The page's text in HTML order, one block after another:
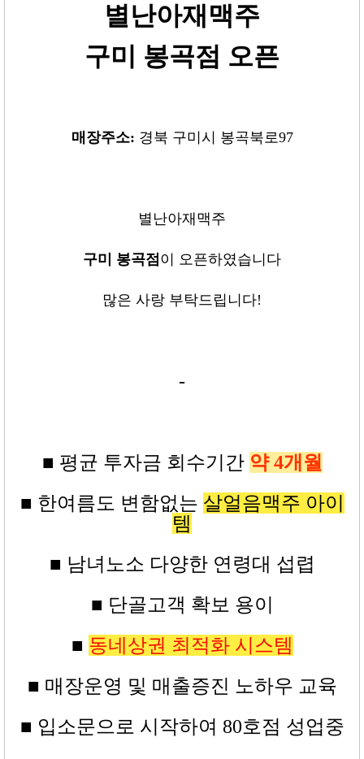
별난아재맥주
구미 봉곡점 오픈
매장주소: 경북 구미시 봉곡북로97
별난아재맥주
구미 봉곡점 이 오픈하였습니다
많은 사랑 부탁드립니다!
-
■ 평균 투자금 회수기간 약 4개월
■ 한여름도 변함없는 살얼음맥주 아이
템
■ 남녀노소 다양한 연령대 섭렵
■ 단골고객 확보 용이
■ 동네상권 최적화 시스템
■ 매장운영 및 매출증진 노하우 교육
■ 입소문으로 시작하여 80호점 성업중